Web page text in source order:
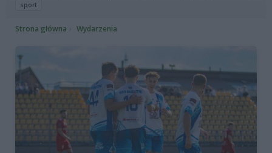
sport
Strona główna Wydarzenia